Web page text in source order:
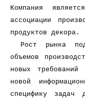
Компания
ассоциации
продуктов декора.
Рост рынка
объемов
новых
новой
специфику задач